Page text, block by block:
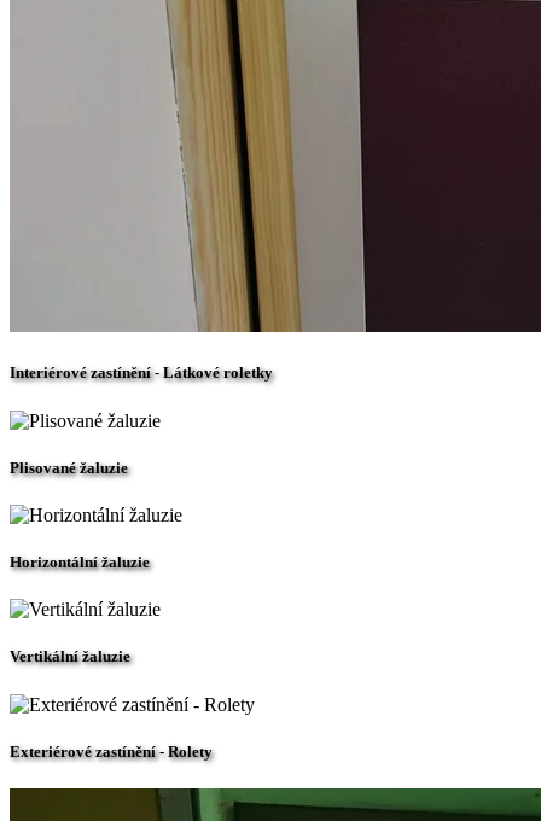
Interiérové zastínění - Látkové roletky
Plisované žaluzie
Horizontální žaluzie
Vertikální žaluzie
Exteriérové zastínění - Rolety